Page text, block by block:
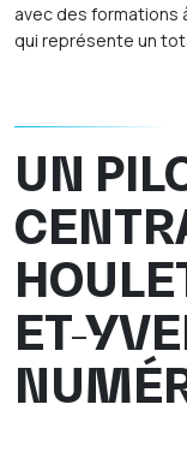
avec des formations
qui représente un
UN
ET-